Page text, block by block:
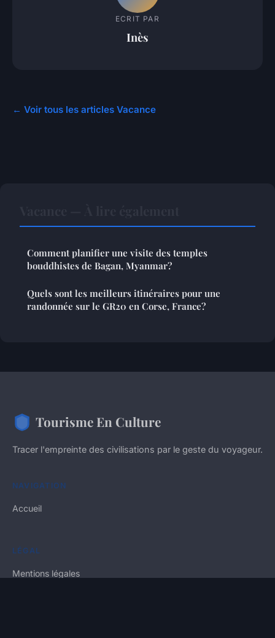
ECRIT PAR
Inès
← Voir tous les articles Vacance
Comment planifier une visite des temples
bouddhistes de Bagan, Myanmar?
Quels sont les meilleurs itinéraires pour une
randonnée sur le GR20 en Corse, France?
Tourisme En Culture
Tracer l'empreinte des civilisations par le geste du voyageur.
NAVIGATION
Accueil
LÉGAL
Mentions légales